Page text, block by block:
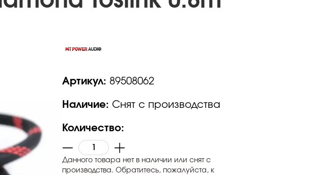
Артикул:89508062
Наличие:Снят с производства
Количество:
Данного товара нет в наличии или снят с
производства. Обратитесь, пожалуйста, к